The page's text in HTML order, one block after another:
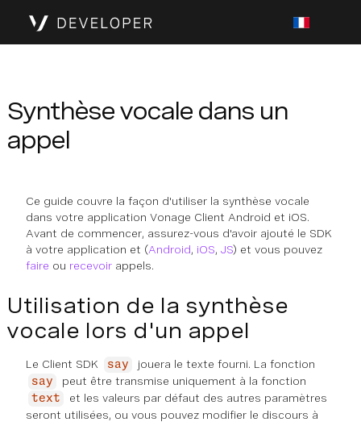
Synthèse vocale dans un
appel
Ce guide couvre la façon d'utiliser la synthèse vocale
dans votre application Vonage Client Android et iOS.
Avant de commencer, assurez-vous d'avoir ajouté le SDK
à votre application et (Android, iOS, JS) et vous pouvez
faire ou recevoir appels.
Utilisation de la synthèse
vocale lors d'un appel
Le Client SDK say jouera le texte fourni. La fonction
say peut être transmise uniquement à la fonction
text
et les valeurs par défaut des autres paramètres
seront utilisées, ou vous pouvez modifier le discours à